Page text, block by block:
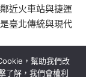
近火車站與捷運
臺北傳統與現代
，幫助我們改
了解，我們會權利